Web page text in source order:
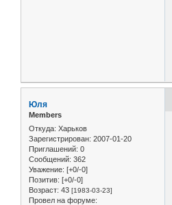
Юля
Members
Откуда: Харьков
Зарегистрирован: 2007-01-20
Приглашений: 0
Сообщений: 362
Уважение: [+0/-0]
Позитив: [+0/-0]
Возраст: 43 [1983-03-23]
Провел на форуме: